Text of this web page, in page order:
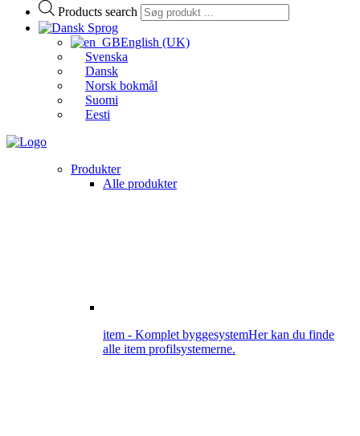
Products search
Sprog
English (UK)
Svenska
Dansk
Norsk bokmål
Suomi
Eesti
Produkter
Alle produkter
item - Komplet byggesystemHer kan du finde
alle item profilsystemerne.